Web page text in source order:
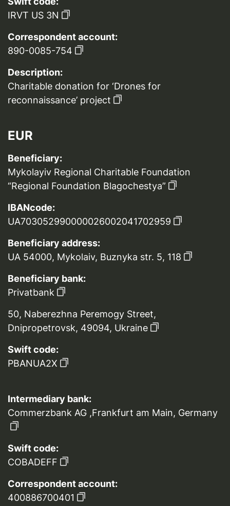
IRVT US 3N
Correspondent account:
890-0085-754
Description:
Charitable donation for ‘Drones for
reconnaissance’ project
EUR
Beneficiary:
Mykolayiv Regional Charitable Foundation
“Regional Foundation Blagochestya”
IBANcode:
UA703052990000026002041702959
Beneficiary address:
UA 54000, Mykolaiv, Buznyka str. 5, 118
Beneficiary bank:
Privatbank
50, Naberezhna Peremogy Street,
Dnipropetrovsk, 49094, Ukraine
Swift code:
PBANUA2X
Intermediary bank:
Commerzbank AG ,Frankfurt am Main, Germany
Swift code:
COBADEFF
Correspondent account:
400886700401